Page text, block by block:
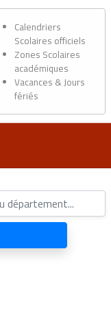
Calendriers
Scolaires officiels
Zones Scolaires
académiques
Vacances & Jours
fériés